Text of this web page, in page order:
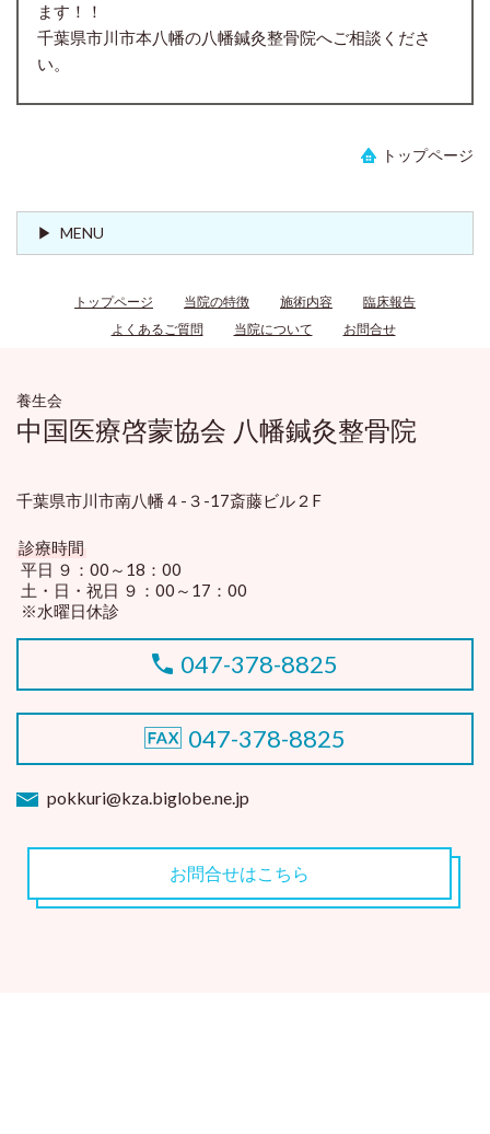
ます！！
千葉県市川市本八幡の八幡鍼灸整骨院へご相談くださ
い。
トップページ
MENU
トップページ 当院の特徴 施術内容
臨床報告
よくあるご質問
当院について お問合せ
養生会
中国医療啓蒙協会 八幡鍼灸整骨院
千葉県市川市南八幡４-３-17斎藤ビル２F
診療時間
平日 ９：00～18：00
土・日・祝日 ９：00～17：00
※水曜日休診
047-378-8825
047-378-8825
pokkuri@kza.biglobe.ne.jp
お問合せはこちら